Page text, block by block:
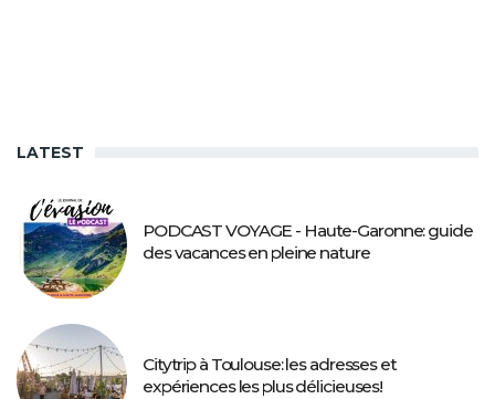
LATEST
PODCAST VOYAGE - Haute-Garonne: guide
des vacances en pleine nature
Citytrip à Toulouse: les adresses et
expériences les plus délicieuses!